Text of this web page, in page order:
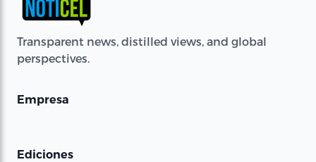
Transparent news, distilled views, and global
perspectives.
Empresa
Ediciones